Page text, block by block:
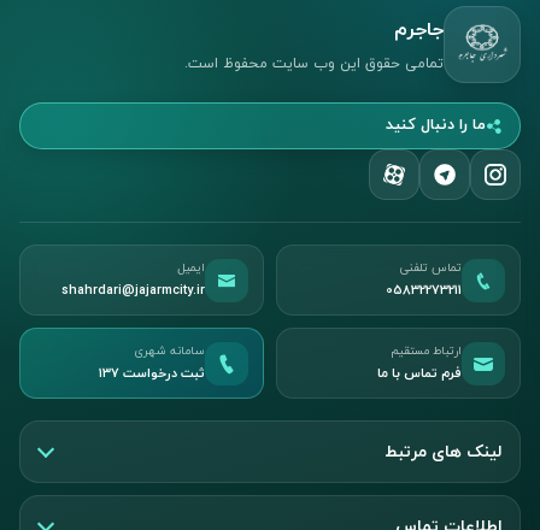
جاجرم
تمامی حقوق این وب سایت محفوظ است.
ما را دنبال کنید
تماس تلفنی
05832273211
ایمیل
shahrdari@jajarmcity.ir
ارتباط مستقیم
فرم تماس با ما
سامانه شهری
ثبت درخواست ۱۳۷
لینک های مرتبط